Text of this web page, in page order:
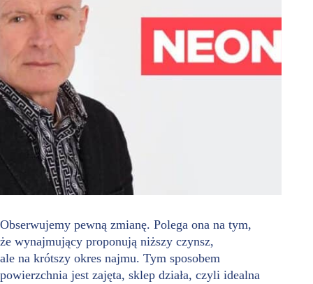
Obserwujemy pewną zmianę. Polega ona na tym,
że wynajmujący proponują niższy czynsz,
ale na krótszy okres najmu. Tym sposobem
powierzchnia jest zajęta, sklep działa, czyli idealna